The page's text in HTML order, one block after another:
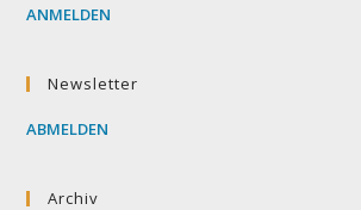
ANMELDEN
Newsletter
ABMELDEN
Archiv